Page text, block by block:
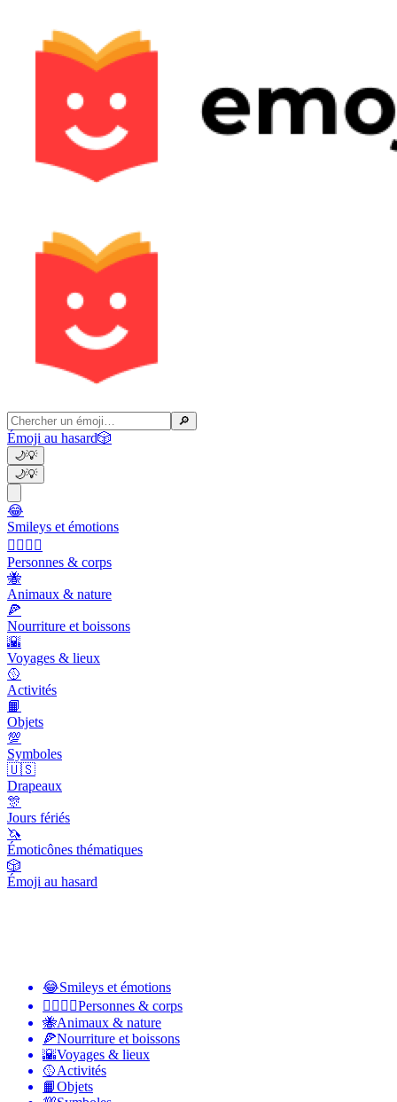
🔎
Émoji au hasard🎲
🌙💡
🌙💡
😂
Smileys et émotions
👩‍❤️‍💋‍👨
Personnes & corps
🐝
Animaux & nature
🍕
Nourriture et boissons
🌇
Voyages & lieux
🥎
Activités
📙
Objets
💯
Symboles
🇺🇸
Drapeaux
🎊
Jours fériés
🦄
Émoticônes thématiques
🎲
Émoji au hasard
😂Smileys et émotions
👩‍❤️‍💋‍👨Personnes & corps
🐝Animaux & nature
🍕Nourriture et boissons
🌇Voyages & lieux
🥎Activités
📙Objets